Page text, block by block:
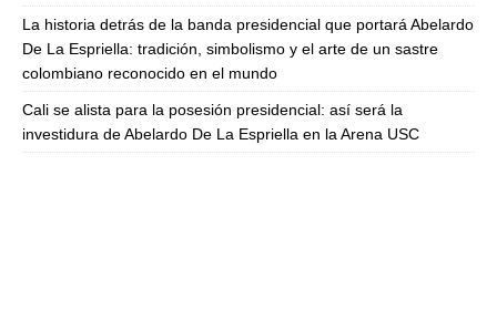
La historia detrás de la banda presidencial que portará Abelardo
De La Espriella: tradición, simbolismo y el arte de un sastre
colombiano reconocido en el mundo
Cali se alista para la posesión presidencial: así será la
investidura de Abelardo De La Espriella en la Arena USC